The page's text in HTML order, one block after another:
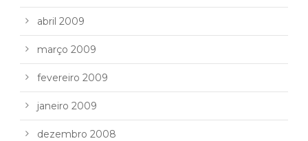
abril 2009
março 2009
fevereiro 2009
janeiro 2009
dezembro 2008